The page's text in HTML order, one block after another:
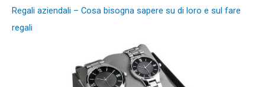
Regali aziendali – Cosa bisogna sapere su di loro e sul fare
regali